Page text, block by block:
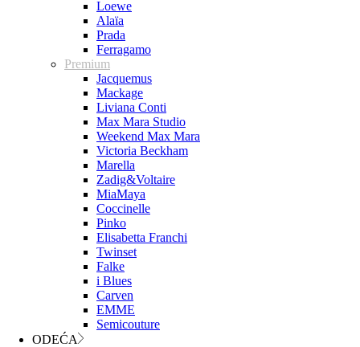
Loewe
Alaïa
Prada
Ferragamo
Premium
Jacquemus
Mackage
Liviana Conti
Max Mara Studio
Weekend Max Mara
Victoria Beckham
Marella
Zadig&Voltaire
MiaMaya
Coccinelle
Pinko
Elisabetta Franchi
Twinset
Falke
i Blues
Carven
EMME
Semicouture
ODEĆA